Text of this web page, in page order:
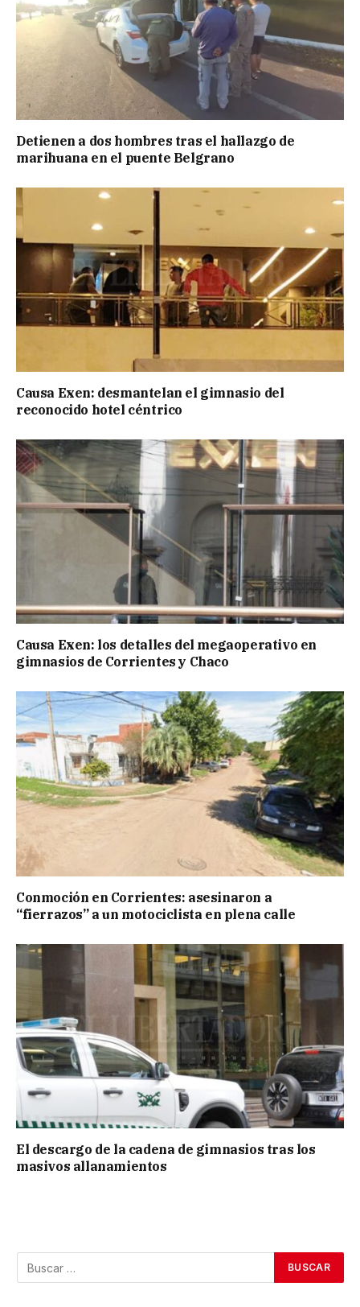
Detienen a dos hombres tras el hallazgo de
marihuana en el puente Belgrano
Causa Exen: desmantelan el gimnasio del
reconocido hotel céntrico
Causa Exen: los detalles del megaoperativo en
gimnasios de Corrientes y Chaco
Conmoción en Corrientes: asesinaron a
“fierrazos” a un motociclista en plena calle
El descargo de la cadena de gimnasios tras los
masivos allanamientos